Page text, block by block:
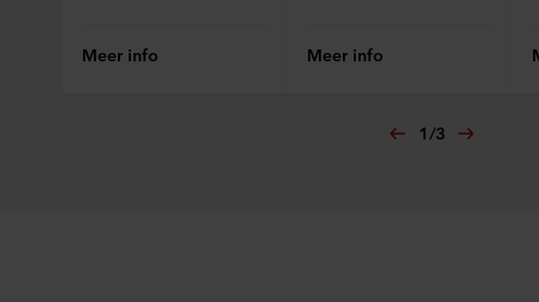
Meer info Meer info
1/3